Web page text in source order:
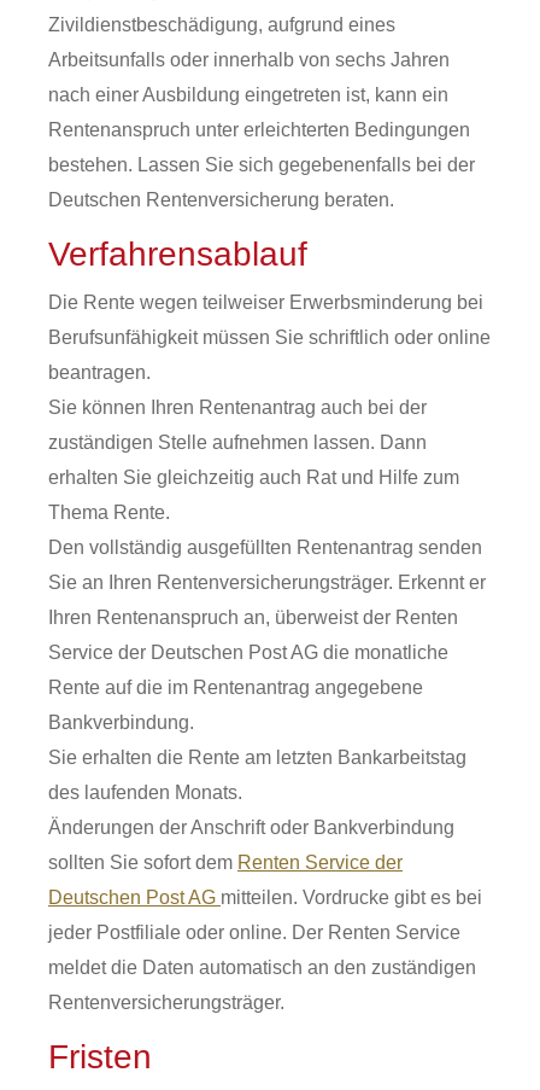
Zivildienstbeschädigung, aufgrund eines
Arbeitsunfalls oder innerhalb von sechs Jahren
nach einer Ausbildung eingetreten ist, kann ein
Rentenanspruch unter erleichterten Bedingungen
bestehen. Lassen Sie sich gegebenenfalls bei der
Deutschen Rentenversicherung beraten.
Verfahrensablauf
Die Rente wegen teilweiser Erwerbsminderung bei
Berufsunfähigkeit müssen Sie schriftlich oder online
beantragen.
Sie können Ihren Rentenantrag auch bei der
zuständigen Stelle aufnehmen lassen. Dann
erhalten Sie gleichzeitig auch Rat und Hilfe zum
Thema Rente.
Den vollständig ausgefüllten Rentenantrag senden
Sie an Ihren Rentenversicherungsträger. Erkennt er
Ihren Rentenanspruch an, überweist der Renten
Service der Deutschen Post AG die monatliche
Rente auf die im Rentenantrag angegebene
Bankverbindung.
Sie erhalten die Rente am letzten Bankarbeitstag
des laufenden Monats.
Änderungen der Anschrift oder Bankverbindung
sollten Sie sofort dem Renten Service der
Deutschen Post AG mitteilen. Vordrucke gibt es bei
jeder Postfiliale oder online. Der Renten Service
meldet die Daten automatisch an den zuständigen
Rentenversicherungsträger.
Fristen